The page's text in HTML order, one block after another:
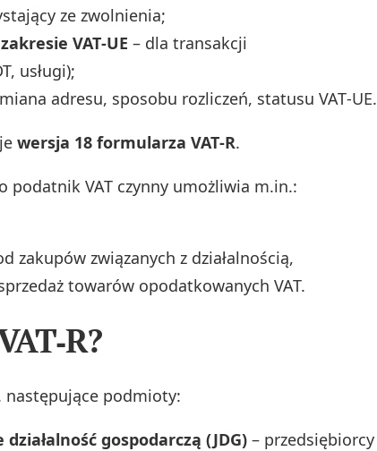
ze zwolnienia;
VAT‑UE – dla transakcji
usługi);
adresu, sposobu rozliczeń, statusu VAT‑UE.
wersja 18 formularza VAT‑R.
podatnik VAT czynny umożliwia m.in.:
zakupów związanych z działalnością,
towarów opodatkowanych VAT.
następujące podmioty:
gospodarczą (JDG) – przedsiębiorcy